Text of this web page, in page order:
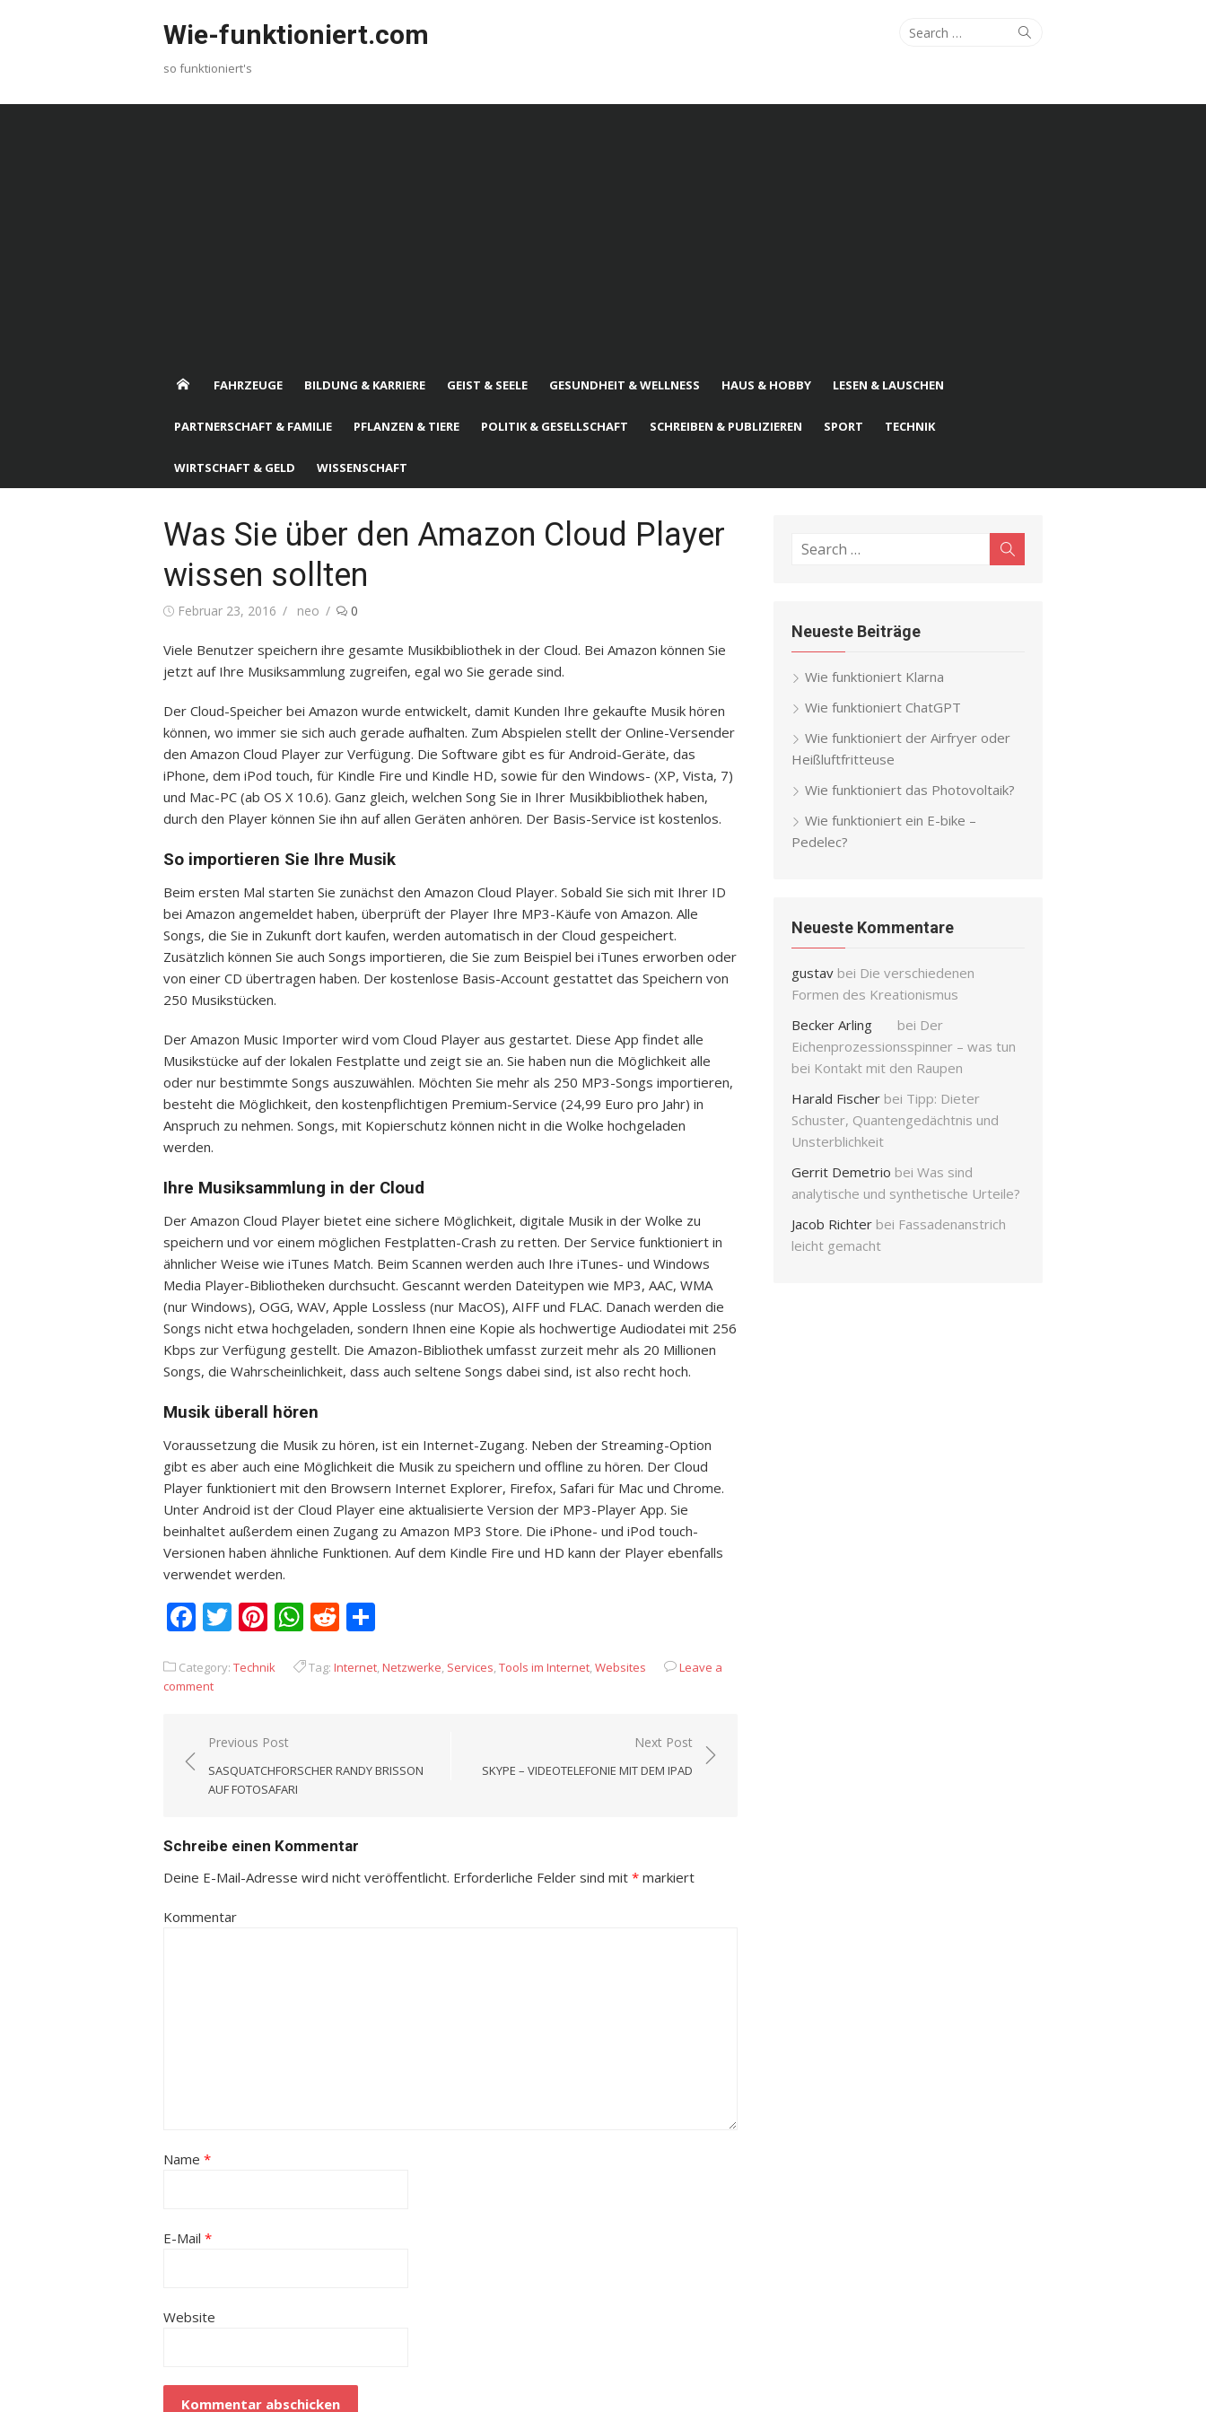
Wie-funktioniert.com
so funktioniert's
Search
Search
FAHRZEUGE BILDUNG & KARRIERE GEIST & SEELE GESUNDHEIT & WELLNESS HAUS & HOBBY LESEN & LAUSCHEN
PARTNERSCHAFT & FAMILIE PFLANZEN & TIERE POLITIK & GESELLSCHAFT SCHREIBEN & PUBLIZIEREN SPORT TECHNIK
WIRTSCHAFT & GELD WISSENSCHAFT
Was Sie über den Amazon Cloud Player
wissen sollten
Posted
Februar 23, 2016 Author
neo 0
Viele Benutzer speichern ihre gesamte Musikbibliothek in der Cloud. Bei Amazon können Sie
jetzt auf Ihre Musiksammlung zugreifen, egal wo Sie gerade sind.
Der Cloud-Speicher bei Amazon wurde entwickelt, damit Kunden Ihre gekaufte Musik hören
können, wo immer sie sich auch gerade aufhalten. Zum Abspielen stellt der Online-Versender
den Amazon Cloud Player zur Verfügung. Die Software gibt es für Android-Geräte, das
iPhone, dem iPod touch, für Kindle Fire und Kindle HD, sowie für den Windows- (XP, Vista, 7)
und Mac-PC (ab OS X 10.6). Ganz gleich, welchen Song Sie in Ihrer Musikbibliothek haben,
durch den Player können Sie ihn auf allen Geräten anhören. Der Basis-Service ist kostenlos.
So importieren Sie Ihre Musik
Beim ersten Mal starten Sie zunächst den Amazon Cloud Player. Sobald Sie sich mit Ihrer ID
bei Amazon angemeldet haben, überprüft der Player Ihre MP3-Käufe von Amazon. Alle
Songs, die Sie in Zukunft dort kaufen, werden automatisch in der Cloud gespeichert.
Zusätzlich können Sie auch Songs importieren, die Sie zum Beispiel bei iTunes erworben oder
von einer CD übertragen haben. Der kostenlose Basis-Account gestattet das Speichern von
250 Musikstücken.
Der Amazon Music Importer wird vom Cloud Player aus gestartet. Diese App findet alle
Musikstücke auf der lokalen Festplatte und zeigt sie an. Sie haben nun die Möglichkeit alle
oder nur bestimmte Songs auszuwählen. Möchten Sie mehr als 250 MP3-Songs importieren,
besteht die Möglichkeit, den kostenpflichtigen Premium-Service (24,99 Euro pro Jahr) in
Anspruch zu nehmen. Songs, mit Kopierschutz können nicht in die Wolke hochgeladen
werden.
Ihre Musiksammlung in der Cloud
Der Amazon Cloud Player bietet eine sichere Möglichkeit, digitale Musik in der Wolke zu
speichern und vor einem möglichen Festplatten-Crash zu retten. Der Service funktioniert in
ähnlicher Weise wie iTunes Match. Beim Scannen werden auch Ihre iTunes- und Windows
Media Player-Bibliotheken durchsucht. Gescannt werden Dateitypen wie MP3, AAC, WMA
(nur Windows), OGG, WAV, Apple Lossless (nur MacOS), AIFF und FLAC. Danach werden die
Songs nicht etwa hochgeladen, sondern Ihnen eine Kopie als hochwertige Audiodatei mit 256
Kbps zur Verfügung gestellt. Die Amazon-Bibliothek umfasst zurzeit mehr als 20 Millionen
Songs, die Wahrscheinlichkeit, dass auch seltene Songs dabei sind, ist also recht hoch.
Musik überall hören
Voraussetzung die Musik zu hören, ist ein Internet-Zugang. Neben der Streaming-Option
gibt es aber auch eine Möglichkeit die Musik zu speichern und offline zu hören. Der Cloud
Player funktioniert mit den Browsern Internet Explorer, Firefox, Safari für Mac und Chrome.
Unter Android ist der Cloud Player eine aktualisierte Version der MP3-Player App. Sie
beinhaltet außerdem einen Zugang zu Amazon MP3 Store. Die iPhone- und iPod touch-
Versionen haben ähnliche Funktionen. Auf dem Kindle Fire und HD kann der Player ebenfalls
verwendet werden.
Facebook
Twitter
Pinterest
WhatsApp
Reddit
Category: Technik Tag: Internet,Netzwerke, Services,Tools im Internet,Websites
Leave a
comment
Beitrags-
Navigation
Previous Post
SASQUATCHFORSCHER RANDY BRISSON
AUF FOTOSAFARI
Next Post
SKYPE – VIDEOTELEFONIE MIT DEM IPAD
Schreibe einen Kommentar
Deine E-Mail-Adresse wird nicht veröffentlicht. Erforderliche Felder sind mit * markiert
Kommentar
Name *
E-Mail *
Website
Search
Neueste Beiträge
Wie funktioniert Klarna
Wie funktioniert ChatGPT
Wie funktioniert der Airfryer oder
Heißluftfritteuse
Wie funktioniert das Photovoltaik?
Wie funktioniert ein E-bike –
Pedelec?
Neueste Kommentare
gustav bei Die verschiedenen
Formen des Kreationismus
Becker Arling
bei Der
Eichenprozessionsspinner – was tun
bei Kontakt mit den Raupen
Harald Fischer bei Tipp: Dieter
Schuster, Quantengedächtnis und
Unsterblichkeit
Gerrit Demetrio bei Was sind
analytische und synthetische Urteile?
Jacob Richter bei Fassadenanstrich
leicht gemacht